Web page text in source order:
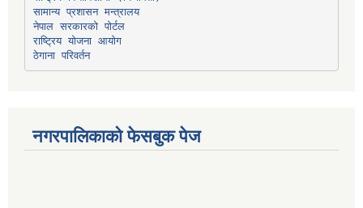
सामान्य प्रशासन मन्त्रालय
नेपाल सरकारको पोर्टल
राष्ट्रिय योजना आयोग
ठेगाना परिवर्तन
नगरपालिकाको फेसबुक पेज